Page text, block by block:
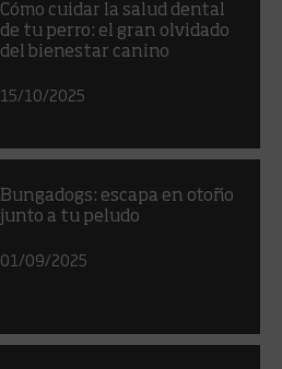
Cómo cuidar la salud dental
de tu perro: el gran olvidado
del bienestar canino
15/10/2025
Bungadogs: escapa en otoño
junto a tu peludo
01/09/2025